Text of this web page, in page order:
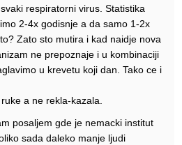
respiratorni virus. Statistika
2-4x godisnje a da samo 1-2x
Zato sto mutira i kad naidje nova
ne prepoznaje i u kombinaciji
u krevetu koji dan. Tako ce i
a ne rekla-kazala.
posaljem gde je nemacki institut
sada daleko manje ljudi